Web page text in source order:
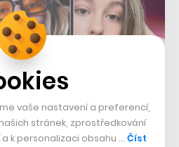
vaše nastavení a preferencí,
stránek, zprostředkování
k personalizaci obsahu … Číst